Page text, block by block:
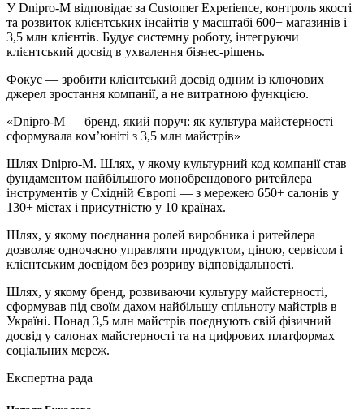
У Dnipro-M відповідає за Customer Experience, контроль якості
та розвиток клієнтських інсайтів у масштабі 600+ магазинів і
3,5 млн клієнтів. Будує системну роботу, інтегруючи
клієнтський досвід в ухвалення бізнес-рішень.
Фокус — зробити клієнтський досвід одним із ключових
джерел зростання компанії, а не витратною функцією.
«Dnipro-M — бренд, який поруч: як культура майстерності
сформувала ком’юніті з 3,5 млн майстрів»
Шлях Dnipro-M. Шлях, у якому культурний код компанії став
фундаментом найбільшого монобрендового ритейлера
інструментів у Східній Європі — з мережею 650+ салонів у
130+ містах і присутністю у 10 країнах.
Шлях, у якому поєднання ролей виробника і ритейлера
дозволяє одночасно управляти продуктом, ціною, сервісом і
клієнтським досвідом без розриву відповідальності.
Шлях, у якому бренд, розвиваючи культуру майстерності,
сформував під своїм дахом найбільшу спільноту майстрів в
Україні. Понад 3,5 млн майстрів поєднують свій фізичний
досвід у салонах майстерності та на цифрових платформах
соціальних мереж.
Експертна рада